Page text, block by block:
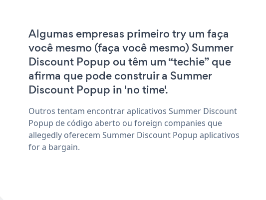
Algumas empresas primeiro try um faça
você mesmo (faça você mesmo) Summer
Discount Popup ou têm um “techie” que
afirma que pode construir a Summer
Discount Popup in 'no time'.
Outros tentam encontrar aplicativos Summer Discount
Popup de código aberto ou foreign companies que
allegedly oferecem Summer Discount Popup aplicativos
for a bargain.